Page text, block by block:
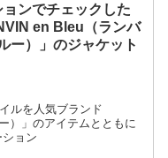
ンでチェックした
en Bleu（ランバ
ー）」のジャケット
ルを人気ブランド
）」のアイテムとともに
ョン